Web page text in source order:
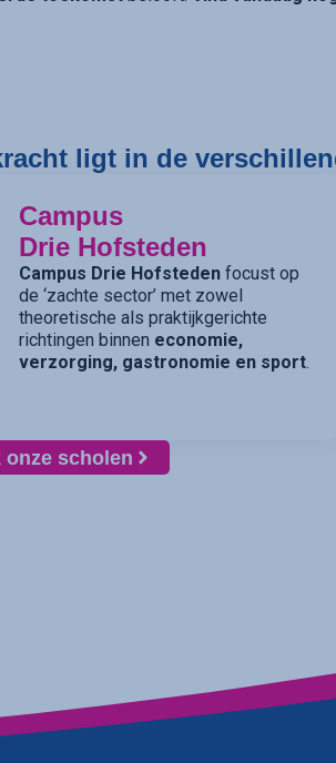
ligt in de
Campus
Drie Hofsteden
Campus Drie Hofsteden focust op
de ‘zachte sector’ met zowel
theoretische als praktijkgerichte
richtingen binnen economie,
verzorging, gastronomie en sport.
onze scholen